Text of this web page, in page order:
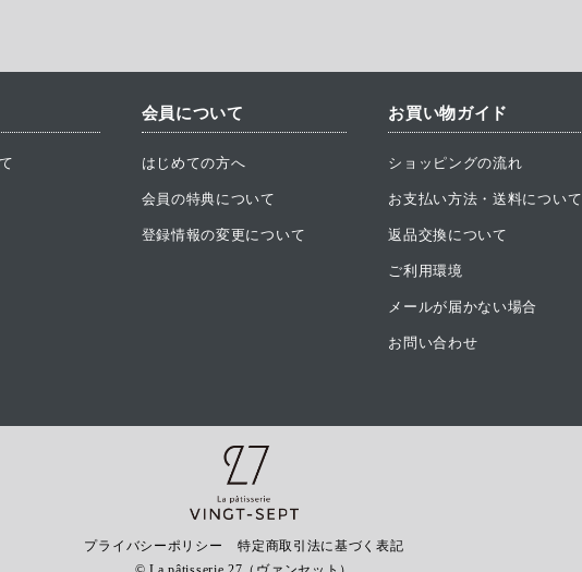
会員について
はじめての方へ
会員の特典について
登録情報の変更について
お買い物ガイド
ショッピングの流れ
お支払い方法・送料について
返品交換について
ご利用環境
メールが届かない場合
お問い合わせ
プライバシーポリシー
特定商取引法に基づく表記